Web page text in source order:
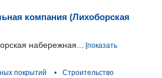
компания (Лихоборская
набережная...
[показать
покрытий •
Строительство